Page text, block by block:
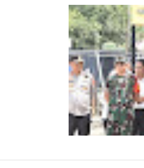
Kombes Andi
Polri, Kapolda
Pelaksana Tugas